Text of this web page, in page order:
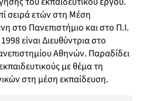
σειρά ετών στη Μέση
στο Πανεπιστήμιο και στο Π.Ι.
είναι Διευθύντρια στο
Αθηνών. Παραδίδει
με θέμα τη
στη μέση εκπαίδευση.